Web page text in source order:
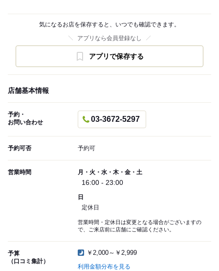
気になるお店を保存すると、いつでも確認できます。
アプリなら会員登録なし
アプリで保存する
店舗基本情報
予約・
お問い合わせ
03-3672-5297
予約可否 予約可
営業時間 月・火・水・木・金・土
16:00 - 23:00
日
定休日
営業時間・定休日は変更となる場合がございますの
で、ご来店前に店舗にご確認ください。
予算
（口コミ集計）
￥2,000～￥2,999
利用金額分布を見る